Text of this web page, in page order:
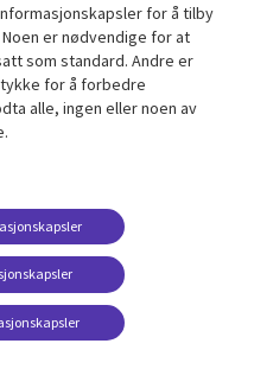
Support
NORWAY
Accessibility
Web privacy
Senter for
administrasjon av
for å tilby
er nødvendige for at
som standard. Andre er
for å forbedre
alle, ingen eller noen av